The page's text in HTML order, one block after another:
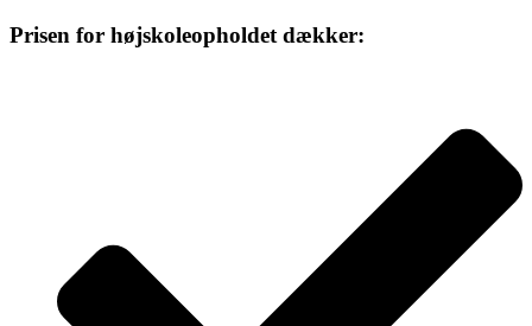
Prisen for højskoleopholdet dækker: